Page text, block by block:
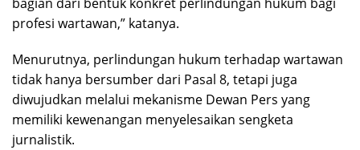
bagian dari bentuk konkret perlindungan hukum bagi
profesi wartawan,” katanya.
Menurutnya, perlindungan hukum terhadap wartawan
tidak hanya bersumber dari Pasal 8, tetapi juga
diwujudkan melalui mekanisme Dewan Pers yang
memiliki kewenangan menyelesaikan sengketa
jurnalistik.